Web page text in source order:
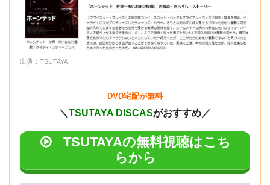
出典：TSUTAYA
DVD宅配が無料
＼ TSUTAYA DISCASがおすすめ／
TSUTAYAの無料視聴はこち
らから